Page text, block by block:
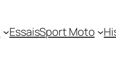
EssaisSport Moto